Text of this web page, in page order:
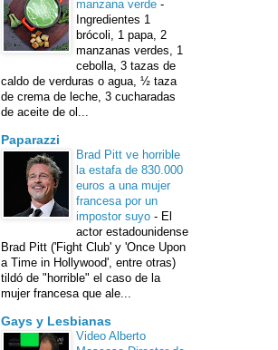
manzana verde -
Ingredientes 1
brócoli, 1 papa, 2
manzanas verdes, 1
cebolla, 3 tazas de
caldo de verduras o agua, ½ taza
de crema de leche, 3 cucharadas
de aceite de ol...
Paparazzi
Brad Pitt ve horrible
la estafa de 830.000
euros a una mujer
francesa por un
impostor suyo - El
actor estadounidense
Brad Pitt ('Fight Club' y 'Once Upon
a Time in Hollywood', entre otras)
tildó de "horrible" el caso de la
mujer francesa que ale...
Gays y Lesbianas
Video Alberto